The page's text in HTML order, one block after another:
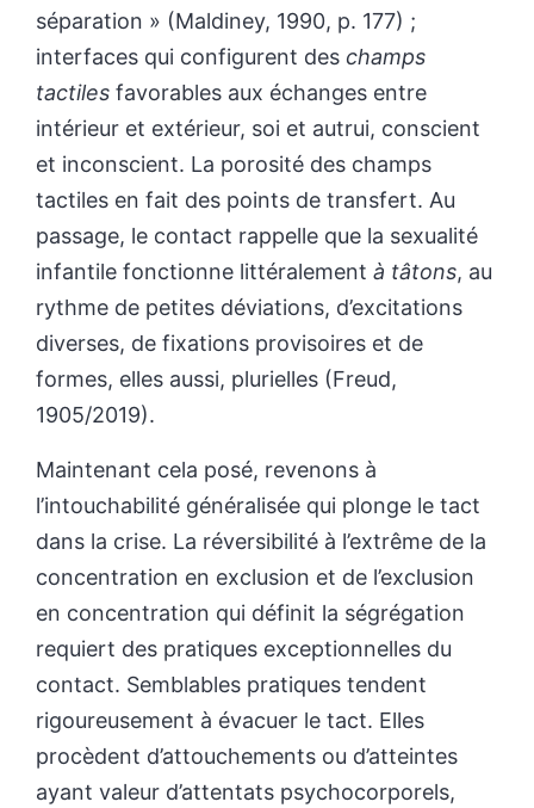
séparation » (Maldiney, 1990, p. 177) ;
interfaces qui configurent des champs
tactiles favorables aux échanges entre
intérieur et extérieur, soi et autrui, conscient
et inconscient. La porosité des champs
tactiles en fait des points de transfert. Au
passage, le contact rappelle que la sexualité
infantile fonctionne littéralement à tâtons, au
rythme de petites déviations, d’excitations
diverses, de fixations provisoires et de
formes, elles aussi, plurielles (Freud,
1905/2019).
Maintenant cela posé, revenons à
l’intouchabilité généralisée qui plonge le tact
dans la crise. La réversibilité à l’extrême de la
concentration en exclusion et de l’exclusion
en concentration qui définit la ségrégation
requiert des pratiques exceptionnelles du
contact. Semblables pratiques tendent
rigoureusement à évacuer le tact. Elles
procèdent d’attouchements ou d’atteintes
ayant valeur d’attentats psychocorporels,